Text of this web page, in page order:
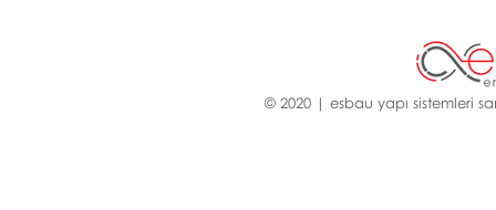
© 2020 | esbau yapı sistemleri